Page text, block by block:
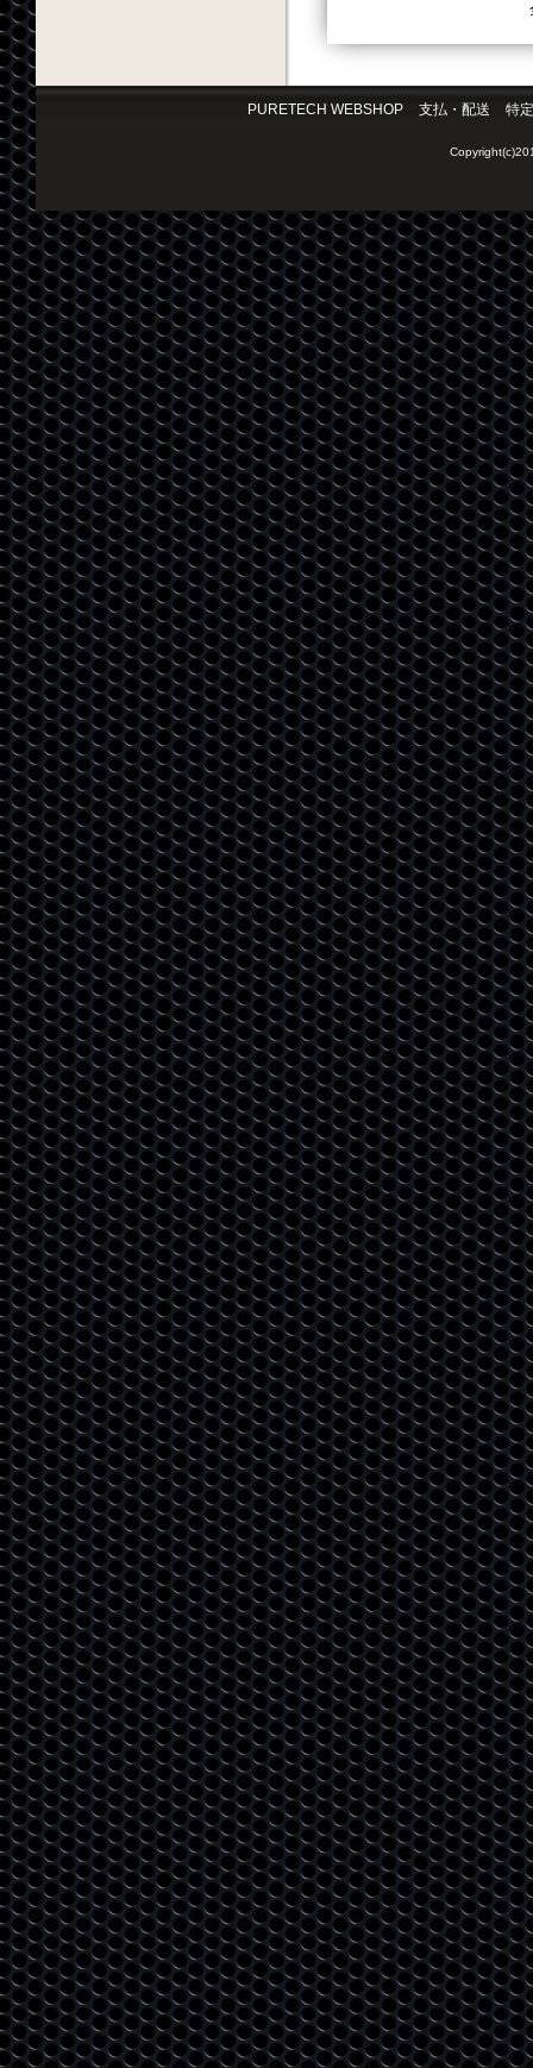
PURETECH WEBSHOP 支払・配送 特